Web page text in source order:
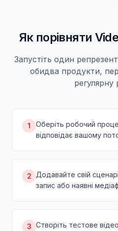
Як порівняти
Запустіть один
обидва продукти,
регулярну
1
Оберіть робочий
відповідає вашому
2
Додавайте свій
запис або наявні
3 Створіть тестове